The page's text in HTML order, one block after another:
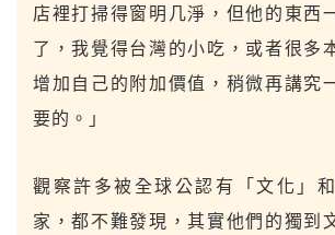
店裡打掃得窗明几淨，但他的東西
了，我覺得台灣的小吃，或者很多
增加自己的附加價值，稍微再講究
要的。」
觀察許多被全球公認有「文化」
家，都不難發現，其實他們的獨到